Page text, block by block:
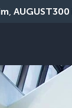
, AUGUST300